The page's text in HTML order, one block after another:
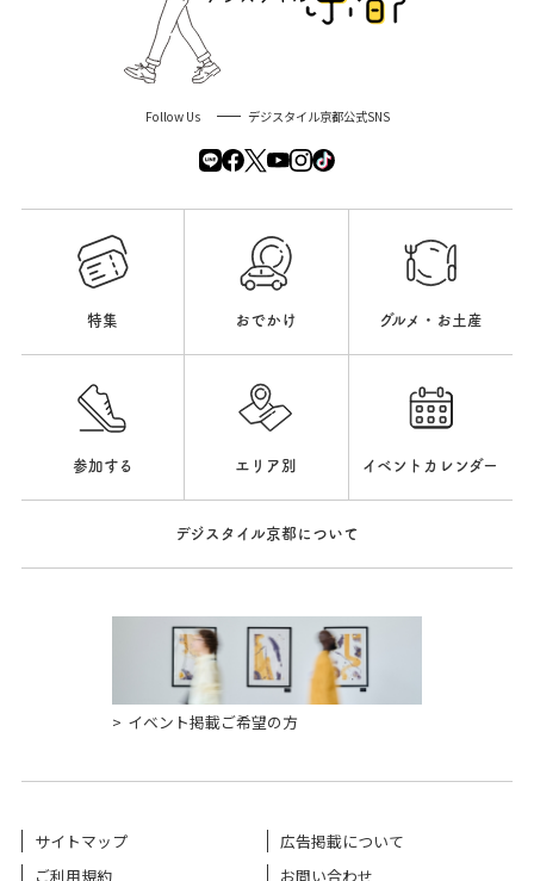
Follow Us デジスタイル京都公式SNS
特集 おでかけ グルメ・お土産
参加する エリア別 イベントカレンダー
デジスタイル京都について
イベント掲載ご希望の方
サイトマップ
広告掲載について
ご利用規約
お問い合わせ